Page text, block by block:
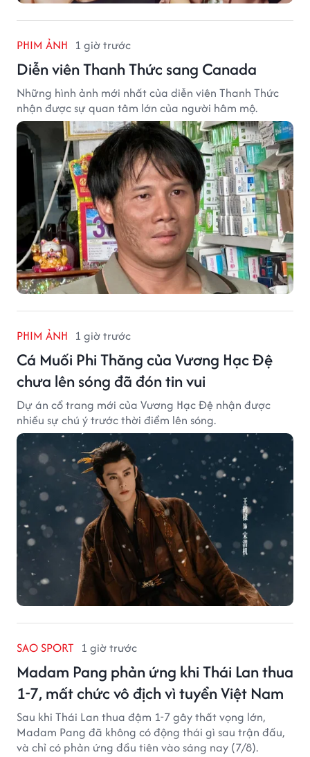
PHIM ẢNH 1 giờ trước
Diễn viên Thanh Thức sang Canada
Những hình ảnh mới nhất của diễn viên Thanh Thức
nhận được sự quan tâm lớn của người hâm mộ.
PHIM ẢNH 1 giờ trước
Cá Muối Phi Thăng của Vương Hạc Đệ
chưa lên sóng đã đón tin vui
Dự án cổ trang mới của Vương Hạc Đệ nhận được
nhiều sự chú ý trước thời điểm lên sóng.
SAO SPORT 1 giờ trước
Madam Pang phản ứng khi Thái Lan thua
1-7, mất chức vô địch vì tuyển Việt Nam
Sau khi Thái Lan thua đậm 1-7 gây thất vọng lớn,
Madam Pang đã không có động thái gì sau trận đấu,
và chỉ có phản ứng đầu tiên vào sáng nay (7/8).